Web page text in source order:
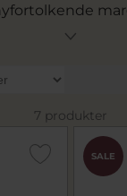
i vores
fragt ved
7 produkter
SALE